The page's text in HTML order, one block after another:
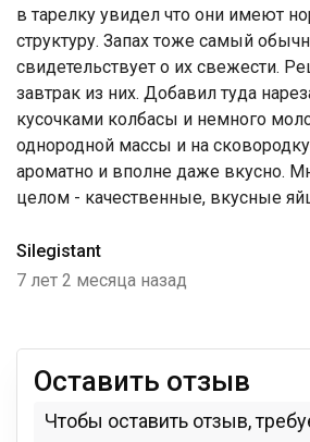
в тарелку увидел что они имеют
структуру. Запах тоже самый
свидетельствует о их свежести.
завтрак из них. Добавил туда
кусочками колбасы и немного
однородной массы и на
ароматно и вполне даже вкусно.
целом - качественные, вкусные
Silegistant
7 лет 2 месяца назад
Оставить отзыв
Чтобы оставить отзыв,